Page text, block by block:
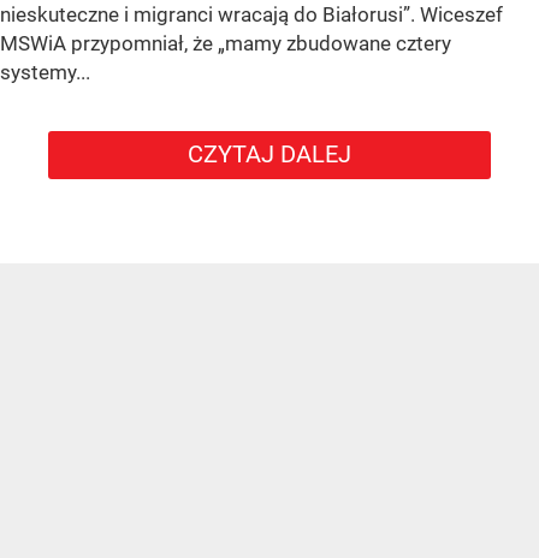
nieskuteczne i migranci wracają do Białorusi”. Wiceszef
MSWiA przypomniał, że „mamy zbudowane cztery
systemy...
CZYTAJ DALEJ